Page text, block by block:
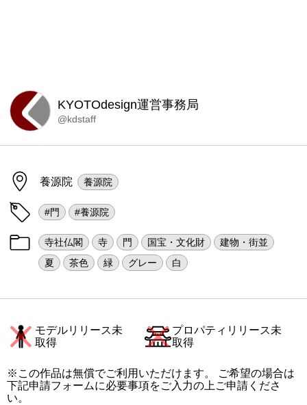
KYOTOdesign運営事務局
@kdstaff
養源院 養源院
#門 #養源院
寺社仏閣 寺 門 国宝・文化財
建物・街並
夏
茶色 緑 グレー 白
モデルリリース未
取得
プロパティリリース未
取得
※この作品は無償でご利用いただけます。 ご希望の場合は
下記申請フォームに必要事項をご入力の上ご申請くださ
い。